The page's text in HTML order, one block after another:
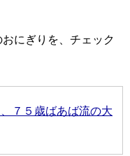
にぎりを、チェック
７５歳ばあば流の大